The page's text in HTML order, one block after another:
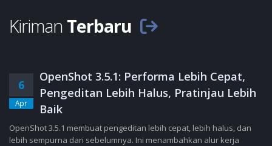
Kiriman Terbaru
6
Apr
OpenShot 3.5.1: Performa Lebih Cepat,
Pengeditan Lebih Halus, Pratinjau Lebih
Baik
OpenShot 3.5.1 membuat pengeditan lebih cepat, lebih halus, dan
lebih sempurna dari sebelumnya. Ini menambahkan alur kerja